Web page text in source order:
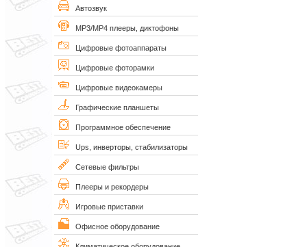
Автозвук
MP3/MP4 плееры, диктофоны
Цифровые фотоаппараты
Цифровые фоторамки
Цифровые видеокамеры
Графические планшеты
Программное обеспечение
Ups, инверторы, стабилизаторы
Сетевые фильтры
Плееры и рекордеры
Игровые приставки
Офисное оборудование